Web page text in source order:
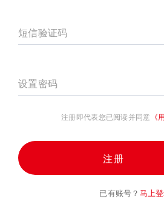
短信验证码
设置密码
注册即代表您已阅读并同意 《
注册
已有账号？ 马上